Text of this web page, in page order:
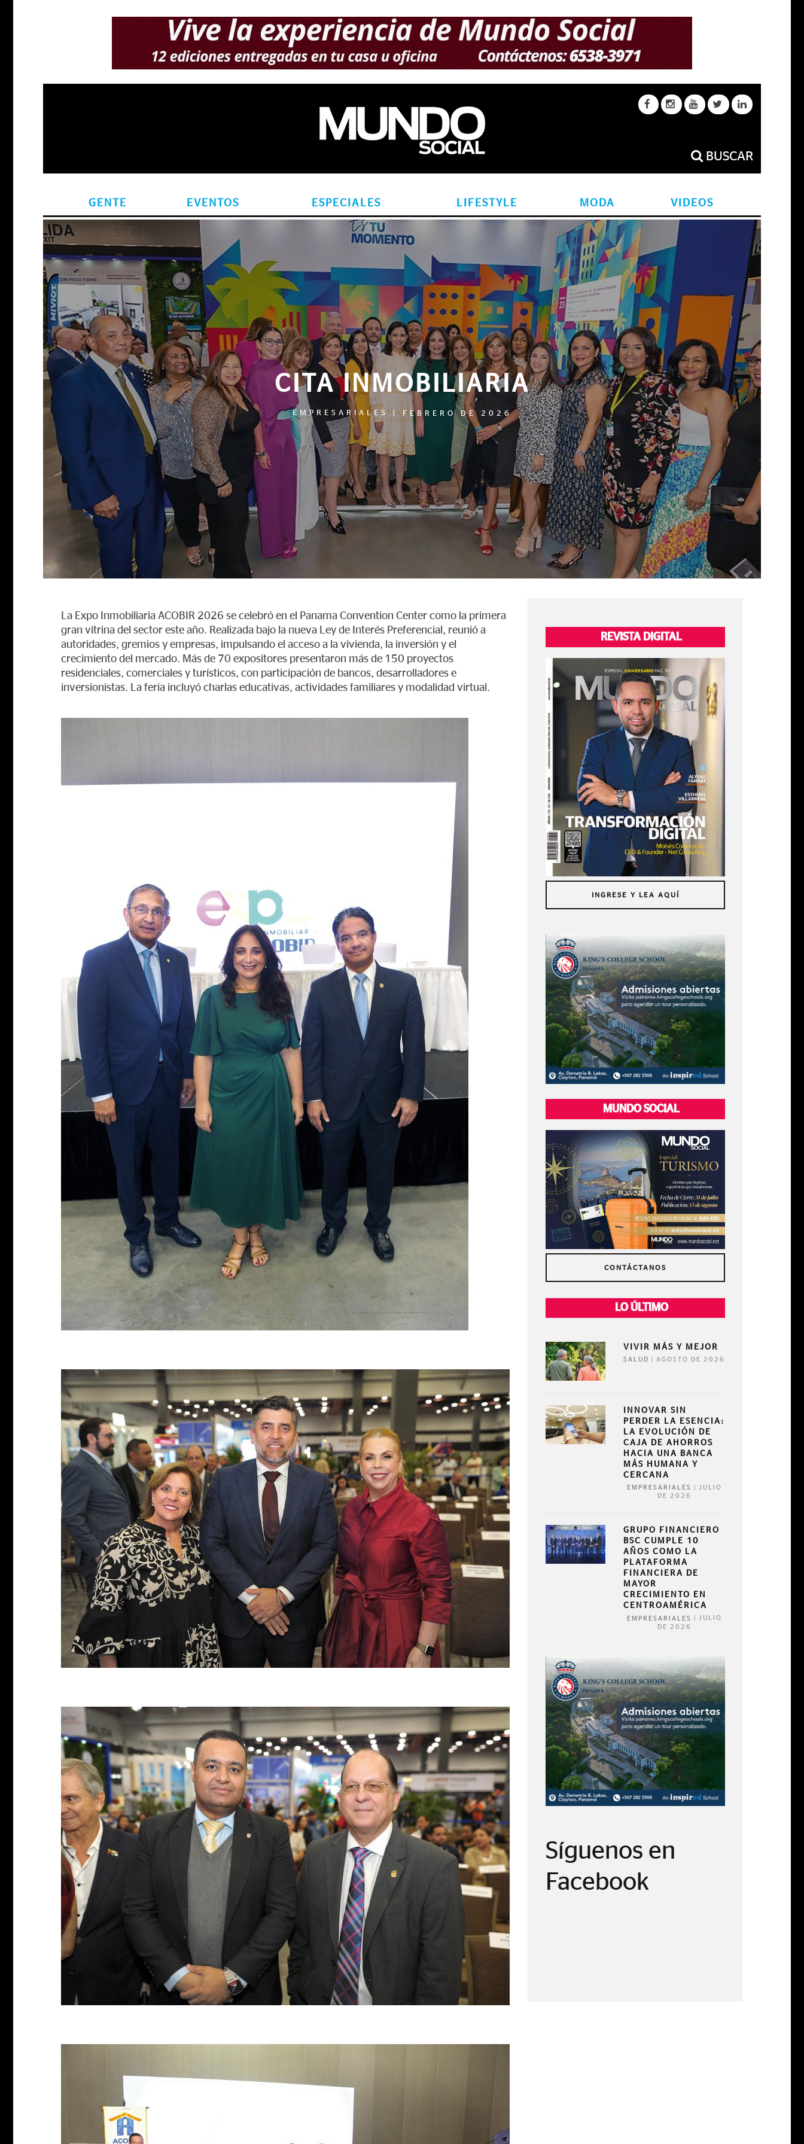
BUSCAR
GENTE EVENTOS ESPECIALES LIFESTYLE MODA VIDEOS
CITA INMOBILIARIA
EMPRESARIALES| FEBRERO DE 2026
La Expo Inmobiliaria ACOBIR 2026 se celebró en el Panama Convention Center como la primera
gran vitrina del sector este año. Realizada bajo la nueva Ley de Interés Preferencial, reunió a
autoridades, gremios y empresas, impulsando el acceso a la vivienda, la inversión y el
crecimiento del mercado. Más de 70 expositores presentaron más de 150 proyectos
residenciales, comerciales y turísticos, con participación de bancos, desarrolladores e
inversionistas. La feria incluyó charlas educativas, actividades familiares y modalidad virtual.
REVISTA DIGITAL
INGRESE Y LEA AQUÍ
MUNDO SOCIAL
CONTÁCTANOS
LO ÚLTIMO
VIVIR MÁS Y MEJOR
SALUD AGOSTO DE 2026
INNOVAR SIN
PERDER LA ESENCIA:
LA EVOLUCIÓN DE
CAJA DE AHORROS
HACIA UNA BANCA
MÁS HUMANA Y
CERCANA
EMPRESARIALES
JULIO
DE 2026
GRUPO FINANCIERO
BSC CUMPLE 10
AÑOS COMO LA
PLATAFORMA
FINANCIERA DE
MAYOR
CRECIMIENTO EN
CENTROAMÉRICA
EMPRESARIALES
JULIO
DE 2026
Síguenos en
Facebook